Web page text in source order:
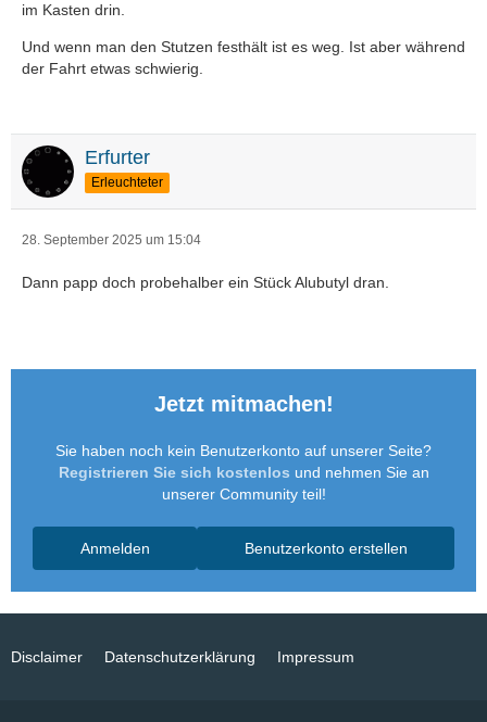
im Kasten drin.
Und wenn man den Stutzen festhält ist es weg. Ist aber während
der Fahrt etwas schwierig.
Erfurter
Erleuchteter
28. September 2025 um 15:04
Dann papp doch probehalber ein Stück Alubutyl dran.
Jetzt mitmachen!
Sie haben noch kein Benutzerkonto auf unserer Seite?
Registrieren Sie sich kostenlos und nehmen Sie an
unserer Community teil!
Benutzerkonto erstellen
Anmelden
Disclaimer Datenschutzerklärung Impressum